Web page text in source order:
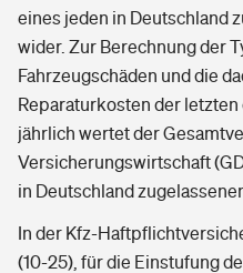
eines jeden in Deutschland
wider. Zur Berechnung der
Fahrzeugschäden und die
Reparaturkosten der
jährlich wertet der
Versicherungswirtschaft
in Deutschland
In der Kfz-
(10-25), für die Einstufung